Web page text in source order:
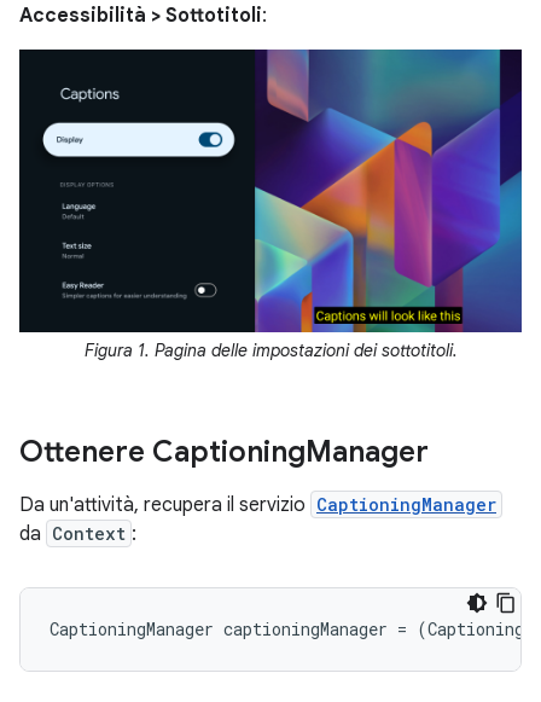
Accessibilità > Sottotitoli:
Figura 1. Pagina delle impostazioni dei sottotitoli.
Ottenere CaptioningManager
Da un'attività, recupera il servizio CaptioningManager
da Context :
CaptioningManager captioningManager = (